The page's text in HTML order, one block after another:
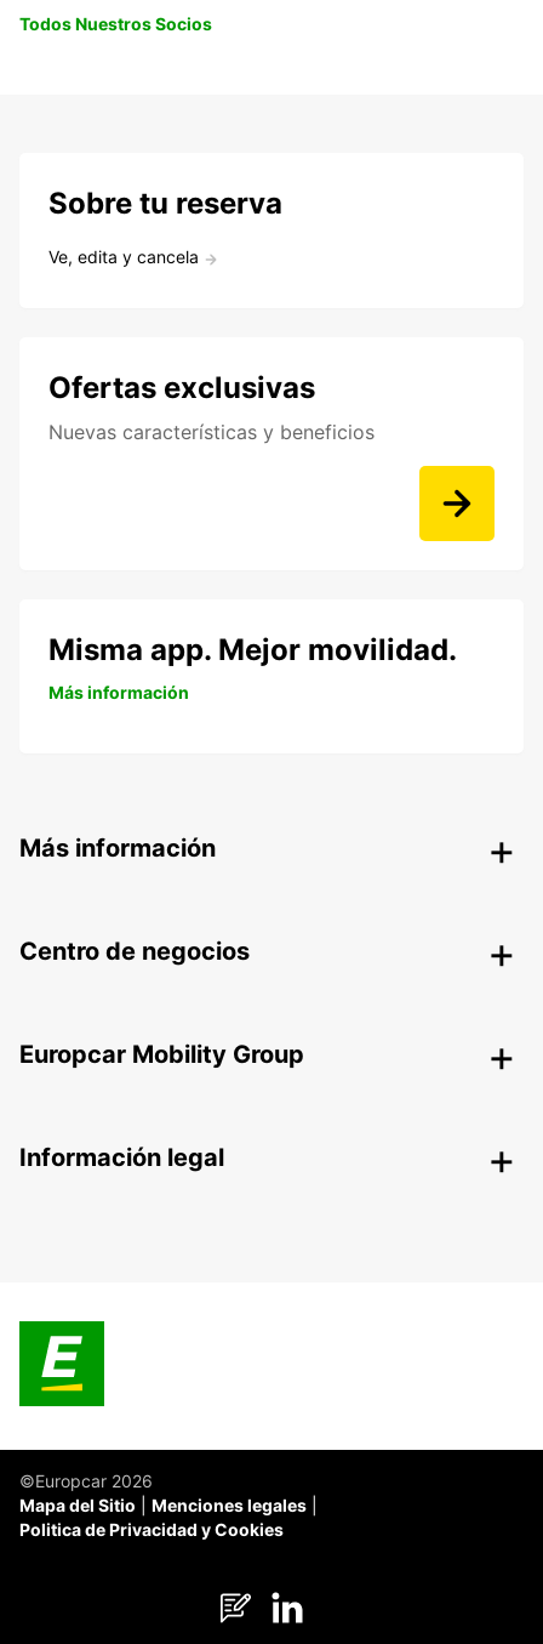
Todos Nuestros Socios
Sobre tu reserva
Ve, edita y cancela
Ofertas exclusivas
Nuevas características y beneficios
Misma app. Mejor movilidad.
Más información
Más información
Centro de negocios
Europcar Mobility Group
Información legal
©Europcar 2026
Mapa del Sitio
Menciones legales
Politica de Privacidad y Cookies